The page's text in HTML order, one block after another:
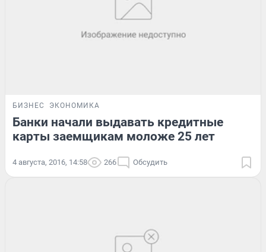
БИЗНЕС ЭКОНОМИКА
Банки начали выдавать кредитные
карты заемщикам моложе 25 лет
4 августа, 2016, 14:58 266 Обсудить